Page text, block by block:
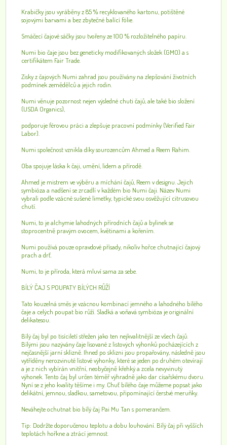
Krabičky jsou vyráběny z 85 % recyklovaného kartonu, potištěné
sojovými barvami a bez zbytečné balící fólie.
Smáčecí čajové sáčky jsou tvořeny ze 100 % rozložitelného papíru.
Numi bio čaje jsou bez geneticky modifikovaných složek (GMO) a s
certifikátem Fair Trade.
Zisky z čajových Numi zahrad jsou používány na zlepšování životních
podmínek zemědělců a jejich rodin.
Numi věnuje pozornost nejen výsledné chuti čajů, ale také bio složení
(USDA Organics),
podporuje férovou práci a zlepšuje pracovní podmínky (Verified Fair
Labor).
Numi společnost vznikla díky sourozencům Ahmed a Reem Rahim.
Oba spojuje láska k čaji, umění, lidem a přírodě.
Ahmed je mistrem ve výběru a míchání čajů, Reem v designu. Jejich
symbióza a nadšení se zrcadlí v každém bio Numi čaji. Název Numi
vybrali podle vzácné sušené limetky, typické svou osvěžující citrusovou
chutí.
Numi, to je alchymie lahodných přírodních čajů a bylinek se
stoprocentně pravým ovocem, květinami a kořením.
Numi používá pouze opravdové přísady, nikoliv hořce chutnající čajový
prach a drť.
Numi, to je příroda, která mluví sama za sebe.
BÍLÝ ČAJ S POUPATY BÍLÝCH RŮŽÍ
Tato kouzelná směs je vzácnou kombinací jemného a lahodného bílého
čaje a celých poupat bio růží. Sladká a voňavá symbióza je originální
delikatesou.
Bílý čaj byl po tisíciletí střežen jako ten nejkvalitnější ze všech čajů.
Bílými jsou nazývány čaje lisované z listových výhonků pocházejících z
nejčasnější jarní sklizně. Ihned po sklizni jsou propařovány, následně jsou
vytříděny nerozvinuté listové výhonky, které se jeden po druhém otevírají
a je z nich vybírán vnitřní, neobyčejně křehký a zcela nevyvinutý
výhonek. Tento čaj byl určen téměř výhradně jako dar císařskému dvoru.
Nyní se z jeho kvality těšíme i my. Chuť bílého čaje můžeme popsat jako
delikátní, jemnou, sladkou, sametovou, připomínající čerstvé meruňky.
Neváhejte ochutnat bio bílý čaj Pai Mu Tan s pomerančem.
Tip: Dodržte doporučenou teplotu a dobu louhování. Bílý čaj při vyšších
teplotách hořkne a ztrácí jemnost.